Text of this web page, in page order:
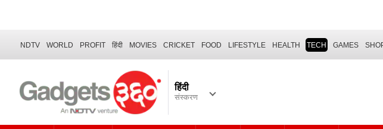
NDTV WORLD PROFIT हिंदी MOVIES CRICKET FOOD LIFESTYLE HEALTH TECH GAMES
हिंदी
संस्करण